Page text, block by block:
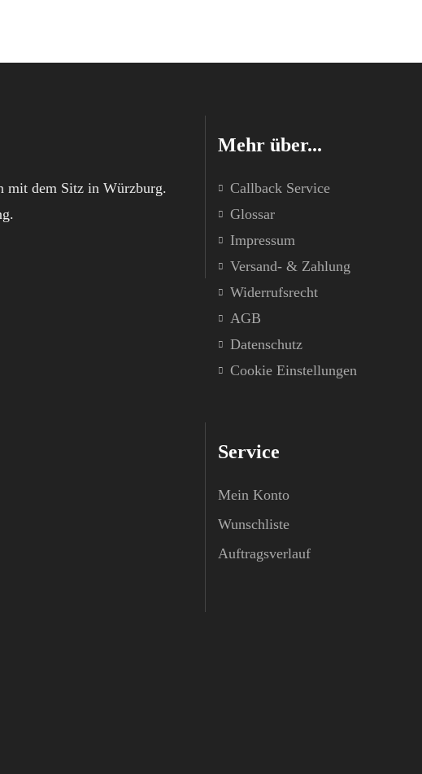
mit dem Sitz in Würzburg.
Mehr über...
Callback Service
Glossar
Impressum
Versand- & Zahlung
Widerrufsrecht
AGB
Datenschutz
Cookie Einstellungen
Service
Mein Konto
Wunschliste
Auftragsverlauf